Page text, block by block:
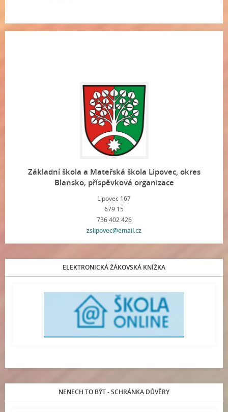
Základní škola a Mateřská škola Lipovec, okres
Blansko, příspěvková organizace
Lipovec 167
679 15
736 402 426
zslipovec@email.cz
ELEKTRONICKÁ ŽÁKOVSKÁ KNÍŽKA
NENECH TO BÝT - SCHRÁNKA DŮVĚRY